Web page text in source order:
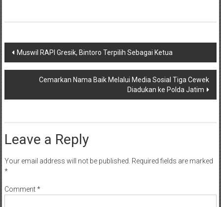
Post
navigation
Muswil RAPI Gresik, Bintoro Terpilih Sebagai Ketua
Cemarkan Nama Baik Melalui Media Sosial Tiga Cewek
Diadukan ke Polda Jatim
Leave a Reply
Your email address will not be published. Required fields are marked
*
Comment*